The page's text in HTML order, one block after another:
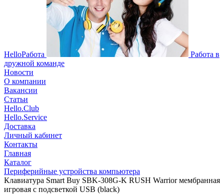
HelloРабота
Работа в
дружной команде
Новости
О компании
Вакансии
Статьи
Hello.Club
Hello.Service
Доставка
Личный кабинет
Контакты
Главная
Каталог
Периферийные устройства компьютера
Клавиатура Smart Buy SBK-308G-K RUSH Warrior мембранная
игровая с подсветкой USB (black)